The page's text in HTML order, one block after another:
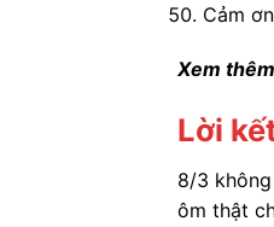
Cảm
Xem
Lời
8/3
ôm thật